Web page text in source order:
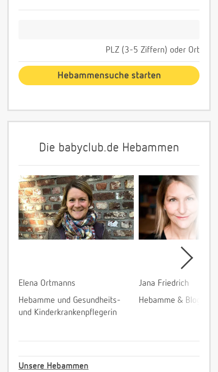
PLZ (3-5 Ziffern) oder Ort
Die babyclub.de Hebammen
Elena Ortmanns
Hebamme und Gesundheits-
und Kinderkrankenpflegerin
Jana Friedrich
Hebamme &
Unsere Hebammen